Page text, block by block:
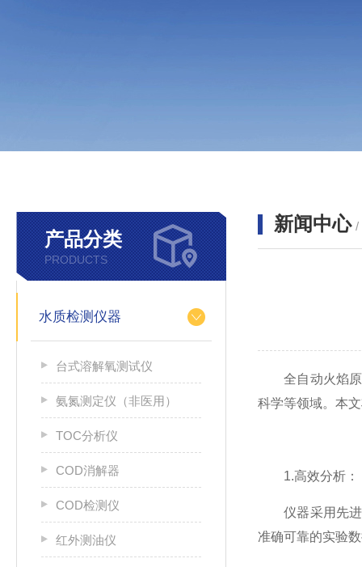
产品分类
PRODUCTS
水质检测仪器
台式溶解氧测试仪
氨氮测定仪（非医用）
TOC分析仪
COD消解器
COD检测仪
红外测油仪
新闻中心 /
全自动火焰原
科学等领域。本
1.高效分析：
仪器采用先进
准确可靠的实验